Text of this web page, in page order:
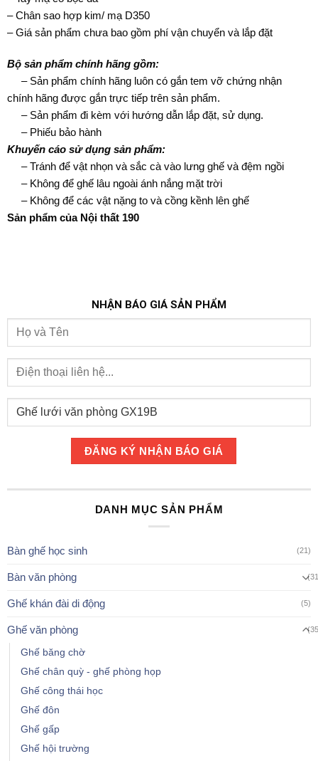
– Chân sao hợp kim/ mạ D350
– Giá sản phẩm chưa bao gồm phí vận chuyển và lắp đặt
Bộ sản phẩm chính hãng gồm:
– Sản phẩm chính hãng luôn có gắn tem vỡ chứng nhận
chính hãng được gắn trực tiếp trên sản phẩm.
– Sản phẩm đi kèm với hướng dẫn lắp đặt, sử dụng.
– Phiếu bảo hành
Khuyến cáo sử dụng sản phẩm:
– Tránh để vật nhọn và sắc cà vào lưng ghế và đệm ngồi
– Không để ghế lâu ngoài ánh nắng mặt trời
– Không để các vật nặng to và cồng kềnh lên ghế
Sản phẩm của Nội thất 190
NHẬN BÁO GIÁ SẢN PHẨM
DANH MỤC SẢN PHẨM
Bàn ghế học sinh (21)
Bàn văn phòng
Ghế khán đài di động (5)
Ghế văn phòng
Ghế băng chờ
Ghế chân quỳ - ghế phòng họp
Ghế công thái học
Ghế đôn
Ghế gấp
Ghế hội trường